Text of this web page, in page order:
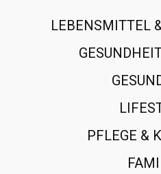
LEBENSMITTEL
PFLEGE &